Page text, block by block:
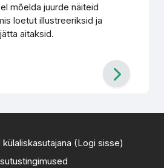
mõelda juurde näiteid
loetut illustreeriksid ja
aitaksid.
(Logi sisse)